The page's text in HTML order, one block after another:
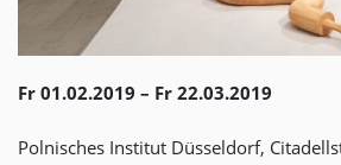
Fr 01.02.2019 – Fr 22.03.2019
Polnisches Institut Düsseldorf,